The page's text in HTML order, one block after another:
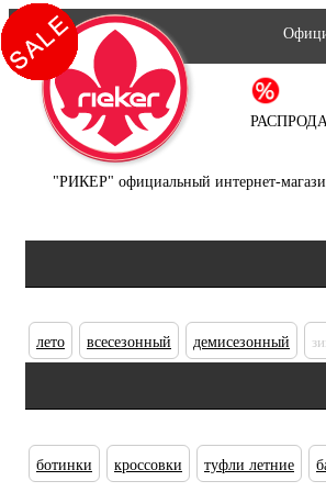
"РИКЕР" официальный интернет-
лето всесезонный демисезонный
ботинки кроссовки туфли летние